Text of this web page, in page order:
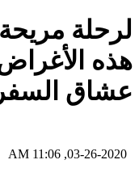
لرحلة
هذه الأغراض
عشاق السفر
03-26-2020, 11:06 AM